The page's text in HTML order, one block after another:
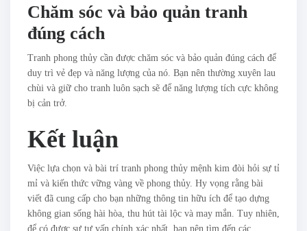
Chăm sóc và bảo quản tranh
đúng cách
Tranh phong thủy cần được chăm sóc và bảo quản đúng cách để
duy trì vẻ đẹp và năng lượng của nó. Bạn nên thường xuyên lau
chùi và giữ cho tranh luôn sạch sẽ để năng lượng tích cực không
bị cản trở.
Kết luận
Việc lựa chọn và bài trí tranh phong thủy mệnh kim đòi hỏi sự tỉ
mỉ và kiến thức vững vàng về phong thủy. Hy vọng rằng bài
viết đã cung cấp cho bạn những thông tin hữu ích để tạo dựng
không gian sống hài hòa, thu hút tài lộc và may mắn. Tuy nhiên,
để có được sự tư vấn chính xác nhất, bạn nên tìm đến các